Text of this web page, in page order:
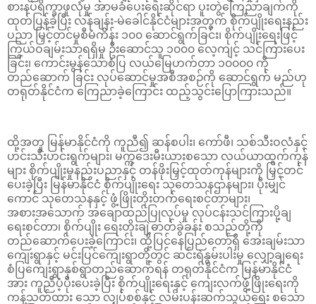
စားနပ်ရိက္ခာဖူလုံမှု အာမခံပေးရေးဆိုင်ရာ ပူးတွဲကြေညာချက်ကို
ထုတ်ပြန်ခဲ့ပြီး လန်ချန်း-မဲခေါင်နိုင်ငံများအတွက် စိုက်ပျိုးရေးနည်း
ပညာ မြှင့်တင်မှုစီမံကိန်း ၁၀၀ ဆောင်ရွက်ခြင်း၊ စိုက်ပျိုးရေးဖြင့်
ကြွယ်ဝချမ်းသာရရှိမှု ဦးဆောင်သူ ၁၀၀၀ လေ့ကျင့် သင်ကြားပေး
ခြင်း၊ ကောင်းမွန်သောစံပြ လယ်မြေဟက်တာ ၁၀၀၀၀ ကို
တည်ဆောက် ခြင်း လုပ်ဆောင်မှုအစီအစဉ်ကို ဆောင်ရွက် မည်ဟု
တရုတ်နိုင်ငံက ကြေညာခဲ့ကြောင်း ထည့်သွင်းပြောကြားသည်။
ထို့အတူ မြန်မာနိုင်ငံကို ကူညီ၍ ဆန်စပါး၊ ကော်ဖီ၊ သစ်သီးဝလံနှင့်
ဟင်းသီးဟင်းရွက်များ၊ မက္ကဒေးမီးယားစသော လယ်ယာထွက်ကုန်
များ စိုက်ပျိုးမှုနည်းပညာနှင့် တန်ဖိုးမြှင့်ထုတ်ကုန်များကို မြှင့်တင်
ပေးခဲ့ပြီး မြန်မာနိုင်ငံ စိုက်ပျိုးရေး သုတေသနဌာနများ၊ ပိုးမျှင်
ကောင် သုတေသနနှင့် ဖွံ့ဖြိုးတိုးတက်ရေးစင်တာများ၊
အစားအသောက် အချောထည်ပြုလုပ်မှု လုပ်ငန်းသင်ကြားပို့ချ
ရေးစင်တာ၊ စိုက်ပျိုး ရေးတိုးချဲ့ဓာတ်ခွဲခန်း စသည်တို့ကို
တည်ဆောက်ပေးခဲ့ကြောင်း၊ ထို့ပြင်နေပြည်တော်ရှိ အေးချမ်းသာ
ကျေးရွာနှင့် မင်းပြင်ကျေးရွာတို့တွင် ဆင်းရဲနွမ်းပါးမှု လျှော့ချရေး
စံပြကျေးရွာနှစ်ရွာတည်ဆောက်ရန် တရုတ်နိုင်ငံက မြန်မာနိုင်ငံ
အား ကူညီပံ့ပိုးပေးခဲ့ပြီး စိုက်ပျိုးရေးနှင့် ကျေးလက်ဖွံ့ဖြိုးရေးကို
ကန့်သတ်ထား သော လျှပ်စစ်နှင့် လမ်းပန်းဆက်သွယ်ရေး စသော